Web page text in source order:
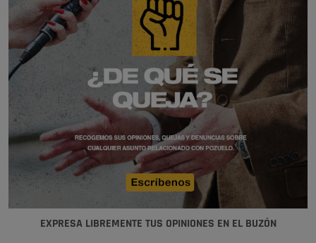
EXPRESA LIBREMENTE TUS OPINIONES EN EL BUZÓN